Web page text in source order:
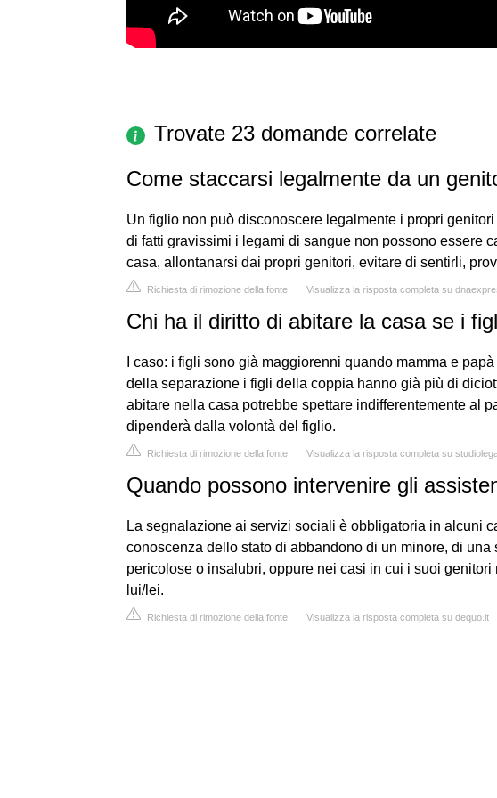
Trovate 23 domande correlate
Come staccarsi legalmente da un
Un figlio non può disconoscere legalmente i propri
di fatti gravissimi i legami di sangue non possono essere
casa, allontanarsi dai propri genitori, evitare di sentirli,
Richiesta di rimozione della fonte | Visualizza la risposta completa su
Chi ha il diritto di abitare la casa se i
I caso: i figli sono già maggiorenni quando mamma e
della separazione i figli della coppia hanno già più di
abitare nella casa potrebbe spettare indifferentemente al
dipenderà dalla volontà del figlio.
Richiesta di rimozione della fonte | Visualizza la risposta completa su
Quando possono intervenire gli
La segnalazione ai servizi sociali è obbligatoria in alcuni
conoscenza dello stato di abbandono di un minore, di
pericolose o insalubri, oppure nei casi in cui i suoi
lui/lei.
Richiesta di rimozione della fonte | Visualizza la risposta completa su dequo.it